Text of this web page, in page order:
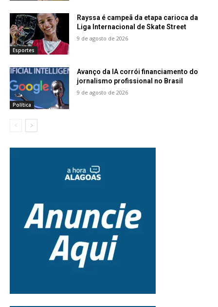
Esportes
Rayssa é campeã da etapa carioca da
Liga Internacional de Skate Street
9 de agosto de 2026
Política
Avanço da IA corrói financiamento do
jornalismo profissional no Brasil
9 de agosto de 2026